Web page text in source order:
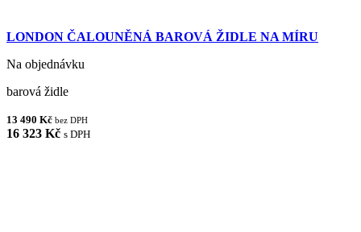
LONDON ČALOUNĚNÁ BAROVÁ ŽIDLE NA MÍRU
Na objednávku
barová židle
13 490 Kč bez DPH
16 323 Kč s DPH